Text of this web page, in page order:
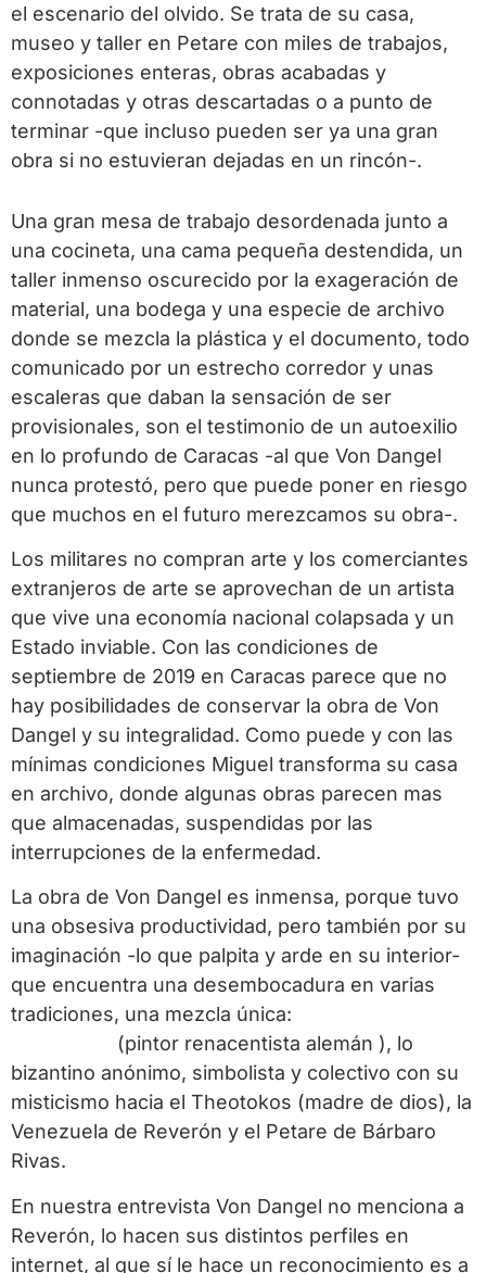
el escenario del olvido. Se trata de su casa,
museo y taller en Petare con miles de trabajos,
exposiciones enteras, obras acabadas y
connotadas y otras descartadas o a punto de
terminar -que incluso pueden ser ya una gran
obra si no estuvieran dejadas en un rincón-.
Una gran mesa de trabajo desordenada junto a
una cocineta, una cama pequeña destendida, un
taller inmenso oscurecido por la exageración de
material, una bodega y una especie de archivo
donde se mezcla la plástica y el documento, todo
comunicado por un estrecho corredor y unas
escaleras que daban la sensación de ser
provisionales, son el testimonio de un autoexilio
en lo profundo de Caracas -al que Von Dangel
nunca protestó, pero que puede poner en riesgo
que muchos en el futuro merezcamos su obra-.
Los militares no compran arte y los comerciantes
extranjeros de arte se aprovechan de un artista
que vive una economía nacional colapsada y un
Estado inviable. Con las condiciones de
septiembre de 2019 en Caracas parece que no
hay posibilidades de conservar la obra de Von
Dangel y su integralidad. Como puede y con las
mínimas condiciones Miguel transforma su casa
en archivo, donde algunas obras parecen mas
que almacenadas, suspendidas por las
interrupciones de la enfermedad.
La obra de Von Dangel es inmensa, porque tuvo
una obsesiva productividad, pero también por su
imaginación -lo que palpita y arde en su interior-
que encuentra una desembocadura en varias
tradiciones, una mezcla única:
(pintor renacentista alemán ), lo
bizantino anónimo, simbolista y colectivo con su
misticismo hacia el Theotokos (madre de dios), la
Venezuela de Reverón y el Petare de Bárbaro
Rivas.
En nuestra entrevista Von Dangel no menciona a
Reverón, lo hacen sus distintos perfiles en
internet, al que sí le hace un reconocimiento es a